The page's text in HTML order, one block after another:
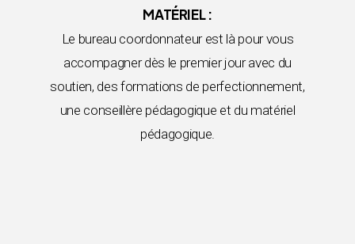
MATÉRIEL :
Le bureau coordonnateur est là pour vous
accompagner dès le premier jour avec du
soutien, des formations de perfectionnement,
une conseillère pédagogique et du matériel
pédagogique.